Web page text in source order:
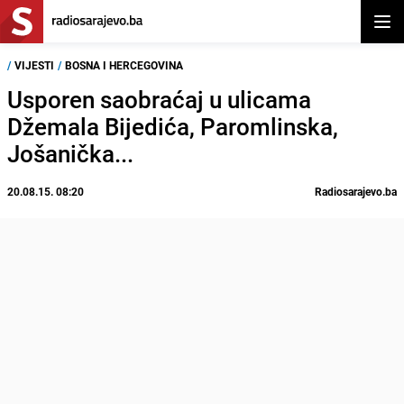
/ VIJESTI / BOSNA I HERCEGOVINA
Usporen saobraćaj u ulicama
Džemala Bijedića, Paromlinska,
Jošanička...
20.08.15. 08:20 Radiosarajevo.ba